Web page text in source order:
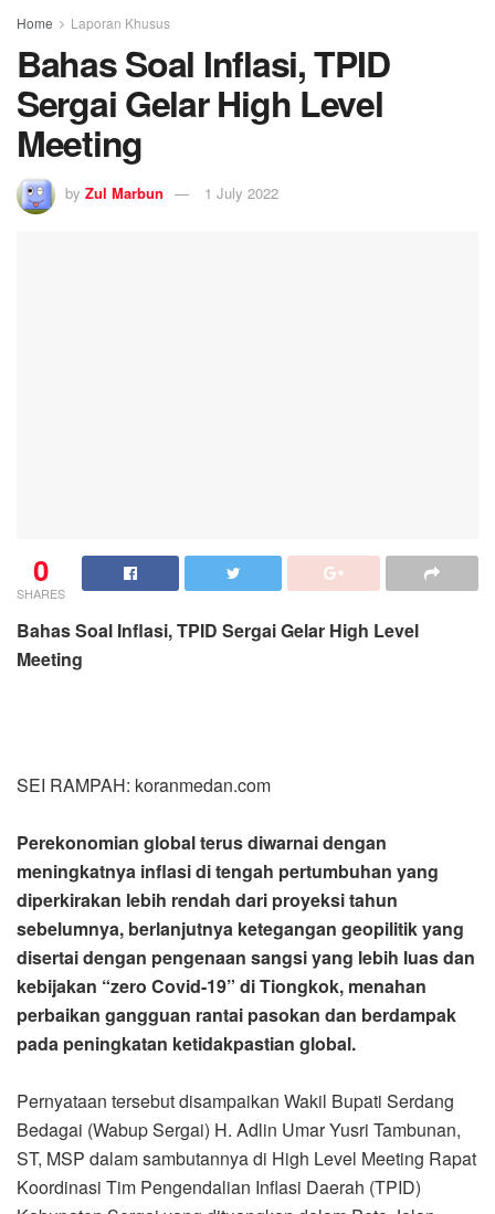
Home Laporan Khusus
Bahas Soal Inflasi, TPID
Sergai Gelar High Level
Meeting
by Zul Marbun 1 July 2022
0
SHARES
Bahas Soal Inflasi, TPID Sergai Gelar High Level
Meeting
SEI RAMPAH: koranmedan.com
Perekonomian global terus diwarnai dengan
meningkatnya inflasi di tengah pertumbuhan yang
diperkirakan lebih rendah dari proyeksi tahun
sebelumnya, berlanjutnya ketegangan geopilitik yang
disertai dengan pengenaan sangsi yang lebih luas dan
kebijakan “zero Covid-19” di Tiongkok, menahan
perbaikan gangguan rantai pasokan dan berdampak
pada peningkatan ketidakpastian global.
Pernyataan tersebut disampaikan Wakil Bupati Serdang
Bedagai (Wabup Sergai) H. Adlin Umar Yusri Tambunan,
ST, MSP dalam sambutannya di High Level Meeting Rapat
Koordinasi Tim Pengendalian Inflasi Daerah (TPID)